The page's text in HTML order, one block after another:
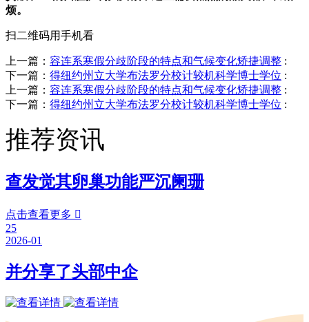
烦。
扫二维码用手机看
上一篇： 容连系寒假分歧阶段的特点和气候变化矫捷调整 :
下一篇： 得纽约州立大学布法罗分校计较机科学博士学位 :
上一篇： 容连系寒假分歧阶段的特点和气候变化矫捷调整 :
下一篇： 得纽约州立大学布法罗分校计较机科学博士学位 :
推荐资讯
查发觉其卵巢功能严沉阑珊
点击查看更多 
25
2026-01
并分享了头部中企